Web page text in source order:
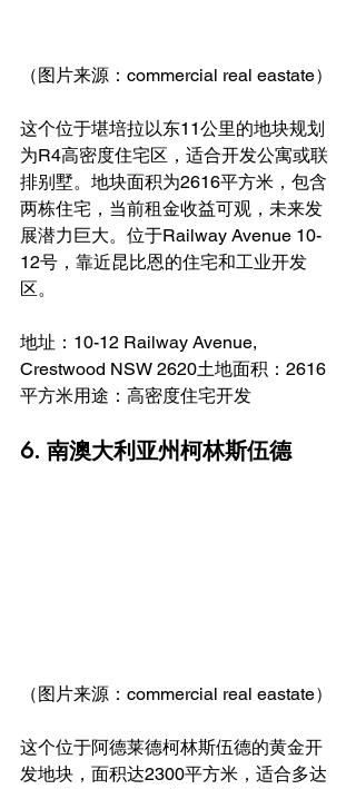
（图片来源：commercial real eastate）
这个位于堪培拉以东11公里的地块规划
为R4高密度住宅区，适合开发公寓或联
排别墅。地块面积为2616平方米，包含
两栋住宅，当前租金收益可观，未来发
展潜力巨大。位于Railway Avenue 10-
12号，靠近昆比恩的住宅和工业开发
区。
地址：10-12 Railway Avenue,
Crestwood NSW 2620土地面积：2616
平方米用途：高密度住宅开发
6. 南澳大利亚州柯林斯伍德
（图片来源：commercial real eastate）
这个位于阿德莱德柯林斯伍德的黄金开
发地块，面积达2300平方米，适合多达